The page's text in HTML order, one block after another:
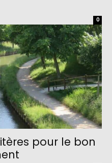
0
pour le bon